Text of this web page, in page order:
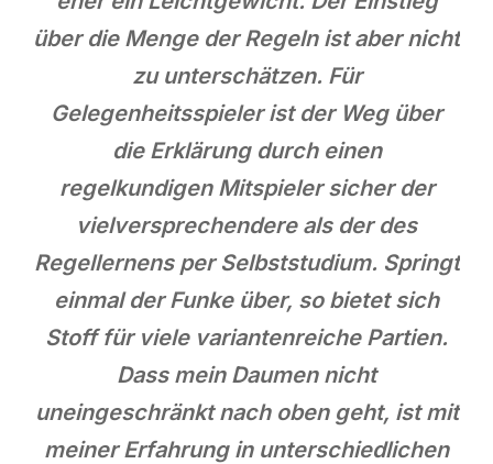
über die Menge der Regeln ist aber nicht
zu unterschätzen. Für
Gelegenheitsspieler ist der Weg über
die Erklärung durch einen
regelkundigen Mitspieler sicher der
vielversprechendere als der des
Regellernens per Selbststudium. Springt
einmal der Funke über, so bietet sich
Stoff für viele variantenreiche Partien.
Dass mein Daumen nicht
uneingeschränkt nach oben geht, ist mit
meiner Erfahrung in unterschiedlichen